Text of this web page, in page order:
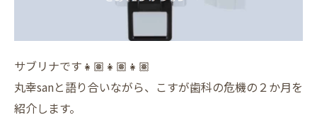
サブリナです👧🏽👧🏽👧🏽
丸幸sanと語り合いながら、こすが歯科の危機の２か月を
紹介します。